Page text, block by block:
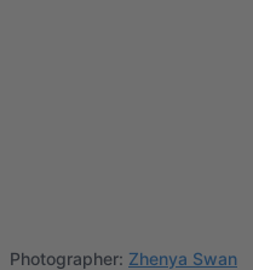
Photographer: Zhenya Swan